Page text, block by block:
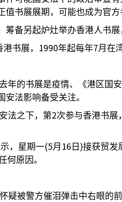
书展展期，可能也成为官方
备另起炉灶举办香港人书展
书展， 1990年起每年7月在
年的书展是疫情、《港区国
法影响备受关注。
法之下，第2次参与香港书展
，星期一(5月 16 日 )接获贸发
何原因。
疑被警方催泪弹击中右眼的